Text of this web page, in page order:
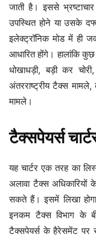
जाती है। इससे
उपस्थित होने या उसके
इलेक्ट्रॉनिक मोड में ही
आधारित होंगे। हालांकि
धोखाधड़ी, बड़ी कर
अंतरराष्ट्रीय टैक्स
मामले।
टैक्सपेयर्स
यह चार्टर एक तरह का
अलावा टैक्स अधिकारियों
सकते हैं। इसमें लिखा
इनकम टैक्स विभाग के
टैक्सपेयर्स के हैरेसमेंट पर